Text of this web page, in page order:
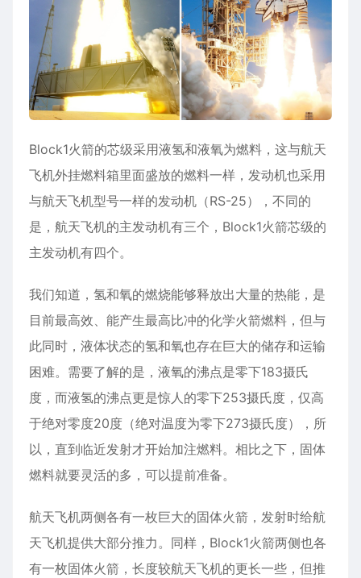
Block1火箭的芯级采用液氢和液氧为燃料，这与航天
飞机外挂燃料箱里面盛放的燃料一样，发动机也采用
与航天飞机型号一样的发动机（RS-25），不同的
是，航天飞机的主发动机有三个，Block1火箭芯级的
主发动机有四个。
我们知道，氢和氧的燃烧能够释放出大量的热能，是
目前最高效、能产生最高比冲的化学火箭燃料，但与
此同时，液体状态的氢和氧也存在巨大的储存和运输
困难。需要了解的是，液氧的沸点是零下183摄氏
度，而液氢的沸点更是惊人的零下253摄氏度，仅高
于绝对零度20度（绝对温度为零下273摄氏度），所
以，直到临近发射才开始加注燃料。相比之下，固体
燃料就要灵活的多，可以提前准备。
航天飞机两侧各有一枚巨大的固体火箭，发射时给航
天飞机提供大部分推力。同样，Block1火箭两侧也各
有一枚固体火箭，长度较航天飞机的更长一些，但推